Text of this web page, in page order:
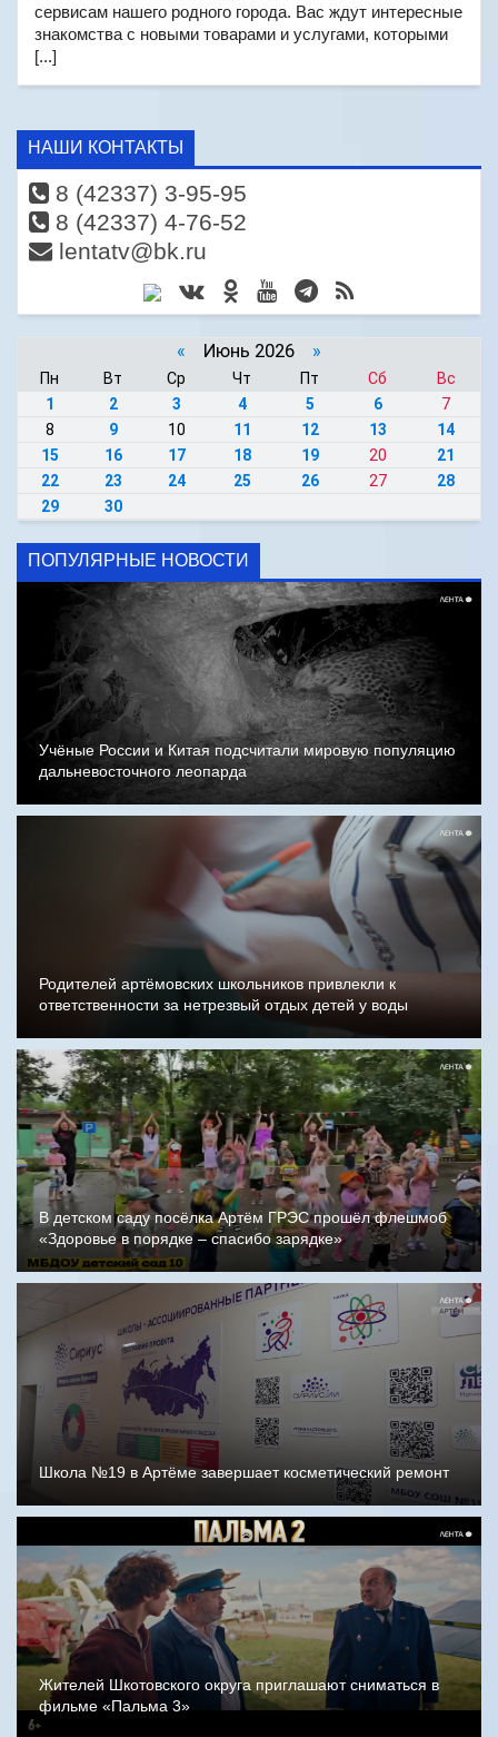
сервисам нашего родного города. Вас ждут интересные
знакомства с новыми товарами и услугами, которыми
[...]
НАШИ КОНТАКТЫ
8 (42337) 3-95-95
8 (42337) 4-76-52
lentatv@bk.ru
« Июнь 2026 »
Пн Вт Ср Чт Пт Сб
Вс
1
2 3 4 5 6
7
8
9 10 11 12 13
14
15
16 17 18 19 20
21
22
23 24 25 26 27
28
29
30
ПОПУЛЯРНЫЕ НОВОСТИ
Учёные России и Китая подсчитали мировую популяцию
дальневосточного леопарда
Родителей артёмовских школьников привлекли к
ответственности за нетрезвый отдых детей у воды
В детском саду посёлка Артём ГРЭС прошёл флешмоб
«Здоровье в порядке – спасибо зарядке»
Школа №19 в Артёме завершает косметический ремонт
Жителей Шкотовского округа приглашают сниматься в
фильме «Пальма 3»